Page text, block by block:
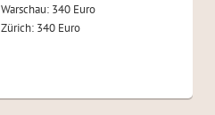
Warschau: 340 Euro
Zürich: 340 Euro